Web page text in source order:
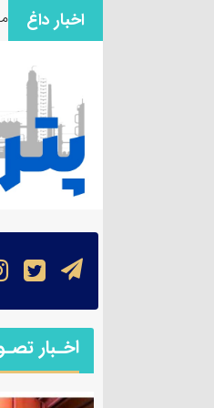
اخبار داغ
اخـبار